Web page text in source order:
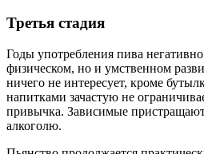
Третья стадия
Годы употребления пива
физическом, но и умственном
ничего не интересует, кроме
напитками зачастую не
привычка. Зависимые
алкоголю.